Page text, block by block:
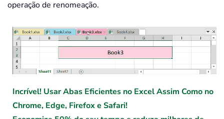
operação de renomeação.
Incrível! Usar Abas Eficientes no Excel Assim Como no
Chrome, Edge, Firefox e Safari!